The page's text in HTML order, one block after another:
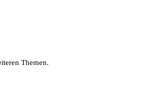
Themen.